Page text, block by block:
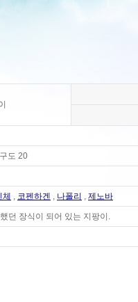
도 20
, 코펜하겐 , 나폴리 , 제노바
던 장식이 되어 있는 지팡이.